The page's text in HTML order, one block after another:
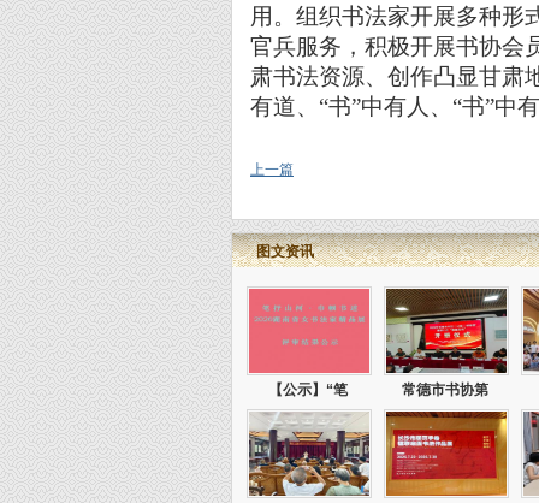
用。组织书法家开展多种形
官兵服务，积极开展书协会
肃书法资源、创作凸显甘肃
有道、“书”中有人、“书”中
上一篇
图文资讯
【公示】“笔 常德市书协第